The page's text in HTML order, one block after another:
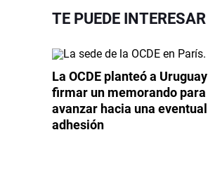
TE PUEDE INTERESAR
La OCDE planteó a Uruguay
firmar un memorando para
avanzar hacia una eventual
adhesión